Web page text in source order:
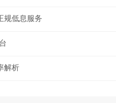
规低息服务
解析